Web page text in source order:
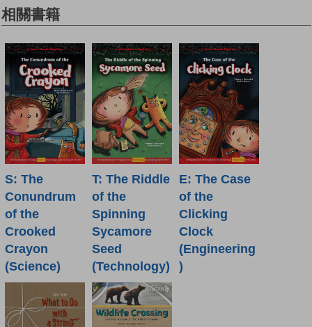
相關書籍
S: The
Conundrum
of the
Crooked
Crayon
(Science)
T: The Riddle
of the
Spinning
Sycamore
Seed
(Technology)
E: The Case
of the
Clicking
Clock
(Engineering
)